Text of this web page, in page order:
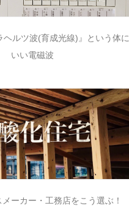
ヘルツ波(育成光線)』という体に
いい電磁波
メーカー・工務店をこう選ぶ！